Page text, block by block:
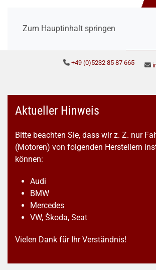
Zum Hauptinhalt springen
+49 (0)5232 85 87 665
Aktueller Hinweis
Bitte beachten Sie, dass wir z. Z. nur
(Motoren) von folgenden Herstellern
können:
Audi
BMW
Mercedes
VW, Škoda, Seat
Vielen Dank für Ihr Verständnis!